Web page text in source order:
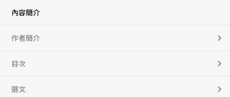
內容簡介
作者簡介
目次
選文